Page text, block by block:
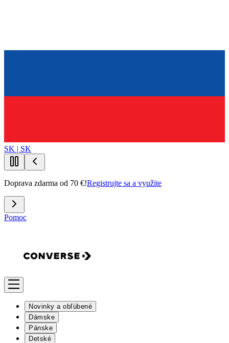
SK | SK
Doprava zdarma od 70 €!Registrujte sa a využite
Pomoc
Novinky a obľúbené
Dámske
Pánske
Detské